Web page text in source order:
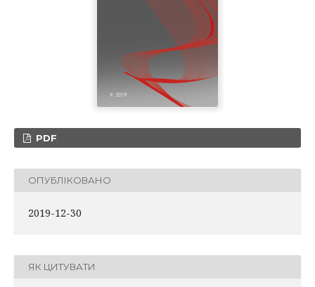
PDF
ОПУБЛІКОВАНО
2019-12-30
ЯК ЦИТУВАТИ